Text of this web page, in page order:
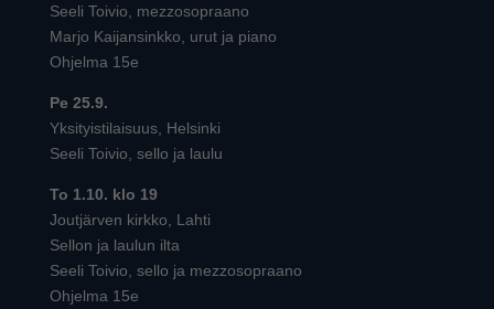
Seeli Toivio, mezzosopraano
Marjo Kaijansinkko, urut ja piano
Ohjelma 15e
Pe 25.9.
Yksityistilaisuus, Helsinki
Seeli Toivio, sello ja laulu
To 1.10. klo 19
Joutjärven kirkko, Lahti
Sellon ja laulun ilta
Seeli Toivio, sello ja mezzosopraano
Ohjelma 15e